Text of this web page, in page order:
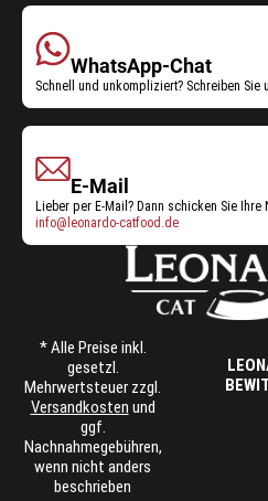
WhatsApp-Chat
Schnell und unkompliziert? Schreiben Sie
E-Mail
Lieber per E-Mail? Dann schicken Sie Ihre
info@leonardo-catfood.de
* Alle Preise inkl.
gesetzl.
Mehrwertsteuer zzgl.
Versandkosten und
ggf.
Nachnahmegebühren,
wenn nicht anders
beschrieben